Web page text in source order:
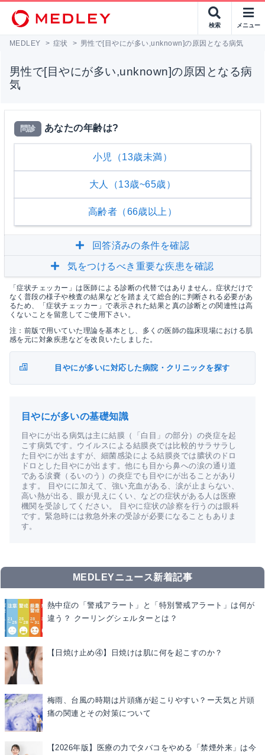
検索 メニュー
MEDLEY > 症状 > 男性で[目やにが多い,unknown]の原因となる病気
男性で[目やにが多い,unknown]の原因となる病
気
問診 あなたの年齢は?
小児（13歳未満）
大人（13歳~65歳）
高齢者（66歳以上）
回答済みの条件を確認
気をつけるべき重要な疾患を確認
「症状チェッカー」は医師による診断の代替ではありません。症状だけで
なく普段の様子や検査の結果などを踏まえて総合的に判断される必要があ
るため、「症状チェッカー」で表示された結果と真の診断との関連性は高
くないことを留意してご使用下さい。
注：前版で用いていた理論を基本とし、多くの医師の臨床現場における肌
感を元に対象疾患などを改良いたしました。
目やにが多いに対応した病院・クリニックを探す
目やにが多いの基礎知識
目やにが出る病気は主に結膜（「白目」の部分）の炎症を起
こす病気です。ウイルスによる結膜炎では比較的サラサラし
た目やにが出ますが、細菌感染による結膜炎では膿状のドロ
ドロとした目やにが出ます。他にも目から鼻への涙の通り道
である涙嚢（るいのう）の炎症でも目やにが出ることがあり
ます。 目やにに加えて、強い充血がある、涙が止まらない、
高い熱が出る、眼が見えにくい、などの症状がある人は医療
機関を受診してください。 目やに症状の診察を行うのは眼科
です。緊急時には救急外来の受診が必要になることもありま
す。
MEDLEYニュース新着記事
熱中症の「警戒アラート」と「特別警戒アラート」は何が
違う？ クーリングシェルターとは？
【日焼け止め④】日焼けは肌に何を起こすのか？
梅雨、台風の時期は片頭痛が起こりやすい？ー天気と片頭
痛の関連とその対策について
【2026年版】医療の力でタバコをやめる「禁煙外来」は今